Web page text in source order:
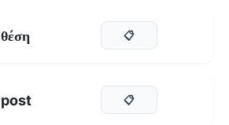
θέση 📋
post 📋